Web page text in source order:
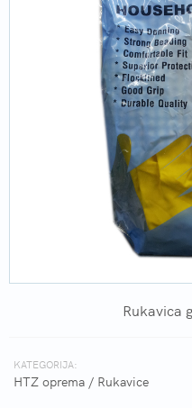
Rukavica
KATEGORIJA:
HTZ oprema / Rukavice